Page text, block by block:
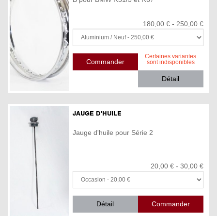
180,00 € - 250,00 €
Certaines variantes
sont indisponibles
Détail
JAUGE D'HUILE
Jauge d'huile pour Série 2
20,00 € - 30,00 €
Détail